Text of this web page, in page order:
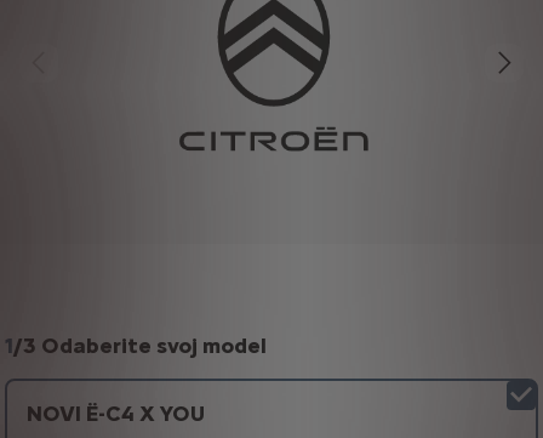
1/3 Odaberite svoj model
NOVI Ë-C4 X YOU